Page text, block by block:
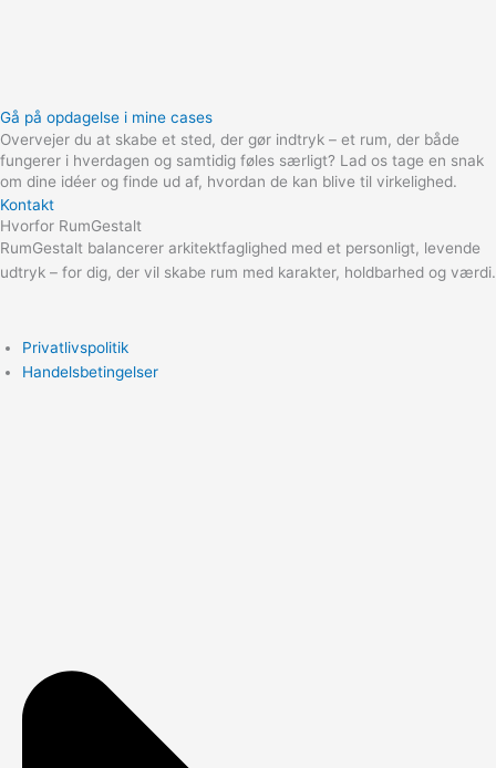
Gå på opdagelse i mine cases
Overvejer du at skabe et sted, der gør indtryk – et rum, der både
fungerer i hverdagen og samtidig føles særligt? Lad os tage en snak
om dine idéer og finde ud af, hvordan de kan blive til virkelighed.
Kontakt
Hvorfor RumGestalt
RumGestalt balancerer arkitektfaglighed med et personligt, levende
udtryk – for dig, der vil skabe rum med karakter, holdbarhed og værdi.
Privatlivspolitik
Handelsbetingelser